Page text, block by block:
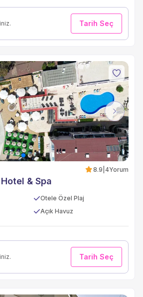
Tarih Seç
Next
8.9 4Yorum
& Spa
Otele Özel Plaj
Açık Havuz
Tarih Seç